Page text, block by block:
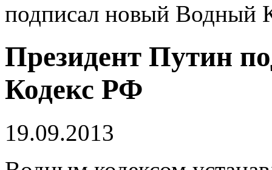
подписал новый Водный
Президент Путин
Кодекс РФ
19.09.2013